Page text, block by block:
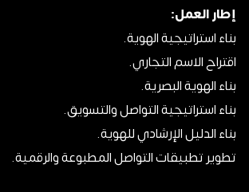
إطار العمل:
بناء استراتيجية الهوية.
اقتراح الاسم التجاري.
بناء الهوية البصرية.
بناء استراتيجية التواصل والتسويق.
بناء الدليل الإرشادي للهوية.
تطوير تطبيقات التواصل المطبوعة والرقمية.